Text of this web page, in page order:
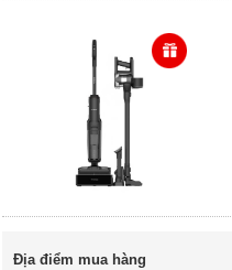
Địa điểm mua hàng